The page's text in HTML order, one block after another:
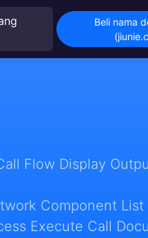
Beli nama
Flow Display
Component
Execute Call